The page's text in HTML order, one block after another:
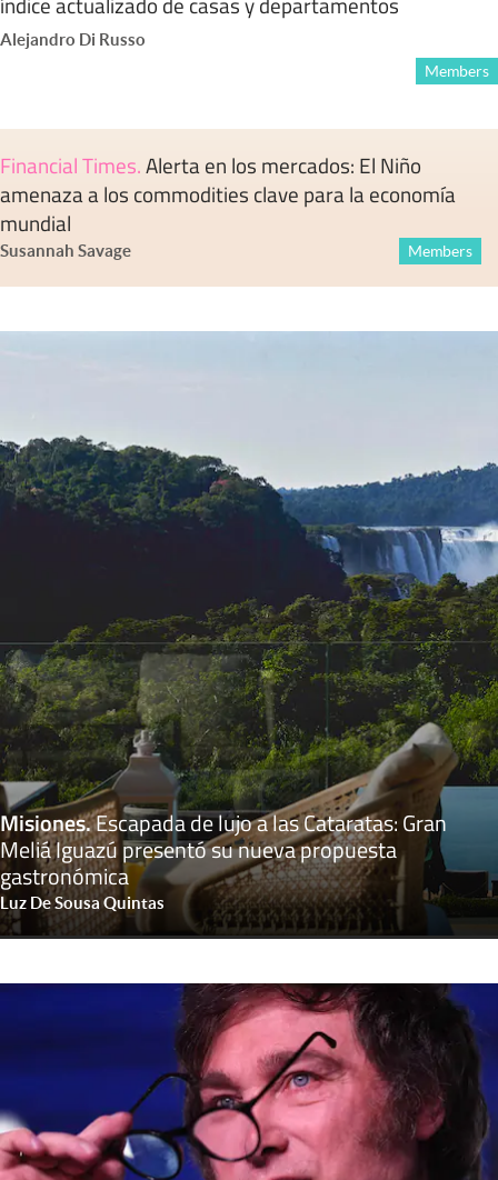
Alejandro Di Russo
Members
Financial Times.Alerta en los mercados: El Niño
amenaza a los commodities clave para la economía
mundial
Susannah Savage Members
Misiones.Escapada de lujo a las Cataratas: Gran
Meliá Iguazú presentó su nueva propuesta
gastronómica
Luz De Sousa Quintas